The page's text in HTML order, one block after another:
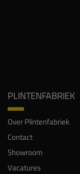
PLINTENFABRIEK
Over Plintenfabriek
Contact
Showroom
Vacatures